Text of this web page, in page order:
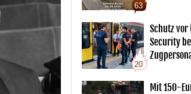
63
20
Schutz
Security
Mit 150-